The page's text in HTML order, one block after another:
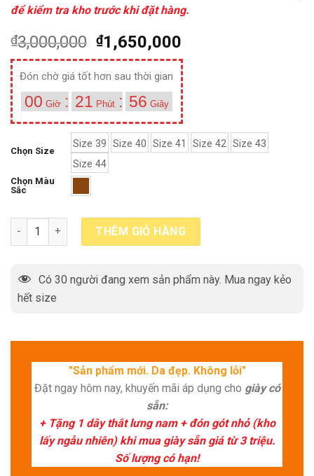
để kiểm tra kho trước khi đặt hàng.
₫3,000,000 ₫1,650,000
Đón chờ giá tốt hơn sau thời gian
00 Giờ : 21 Phút : 55 Giây
Chọn Size
Size 39 Size 40 Size 41 Size 42 Size 43
Size 44
Chọn Màu
Sắc
Giày da nam derby buộc dây sliptoe Derby T07 quantity
THÊM GIỎ HÀNG
Có 30 người đang xem sản phẩm này. Mua ngay kẻo
hết size
"Sản phẩm mới. Da đẹp. Không lỗi"
Đặt ngay hôm nay, khuyến mãi áp dụng cho giày có
sẵn:
+ Tặng 1 dây thắt lưng nam + đón gót nhỏ (kho
lấy ngẫu nhiên) khi mua giày sẵn giá từ 3 triệu.
Số lượng có hạn!